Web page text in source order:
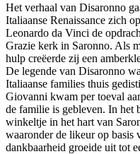
Het verhaal van Disaronno
Italiaanse Renaissance zich
Leonardo da Vinci de
Grazie kerk in Saronno. Als
hulp creëerde zij een
De legende van Disaronno
Italiaanse families thuis
Giovanni kwam per toeval
de familie is gebleven. In het
winkeltje in het hart van
waaronder de likeur op basis
dankbaarheid groeide uit tot